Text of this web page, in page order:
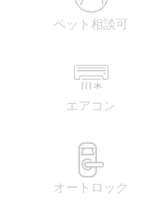
ペット相談可
エアコン
オートロック